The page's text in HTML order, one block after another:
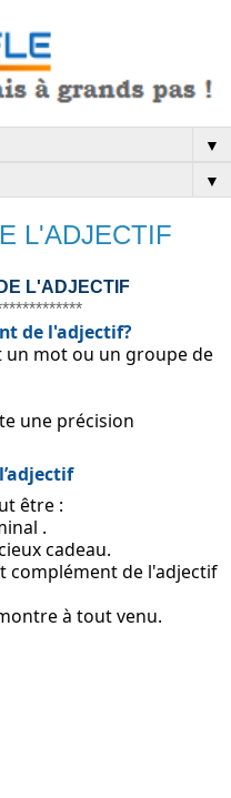
▼
▼
L'ADJECTIF
L'ADJECTIF
de l'adjectif?
un mot ou un groupe de
une précision
être :
.
cadeau.
à tout venu.